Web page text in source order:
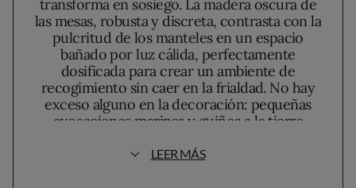
transforma en sosiego. La madera oscura de
las mesas, robusta y discreta, contrasta con la
pulcritud de los manteles en un espacio
bañado por luz cálida, perfectamente
dosificada para crear un ambiente de
recogimiento sin caer en la frialdad. No hay
exceso alguno en la decoración: pequeñas
evocaciones marinas y guiños a la tierra
detalles, recordando la dualidad que define la
LEER MÁS